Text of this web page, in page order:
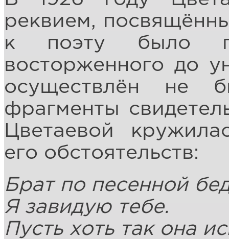
реквием,
к поэту было
восторженного до
осуществлён не
фрагменты
Цветаевой
его обстоятельств:
Брат по песенной
Я завидую тебе.
Пусть хоть так она